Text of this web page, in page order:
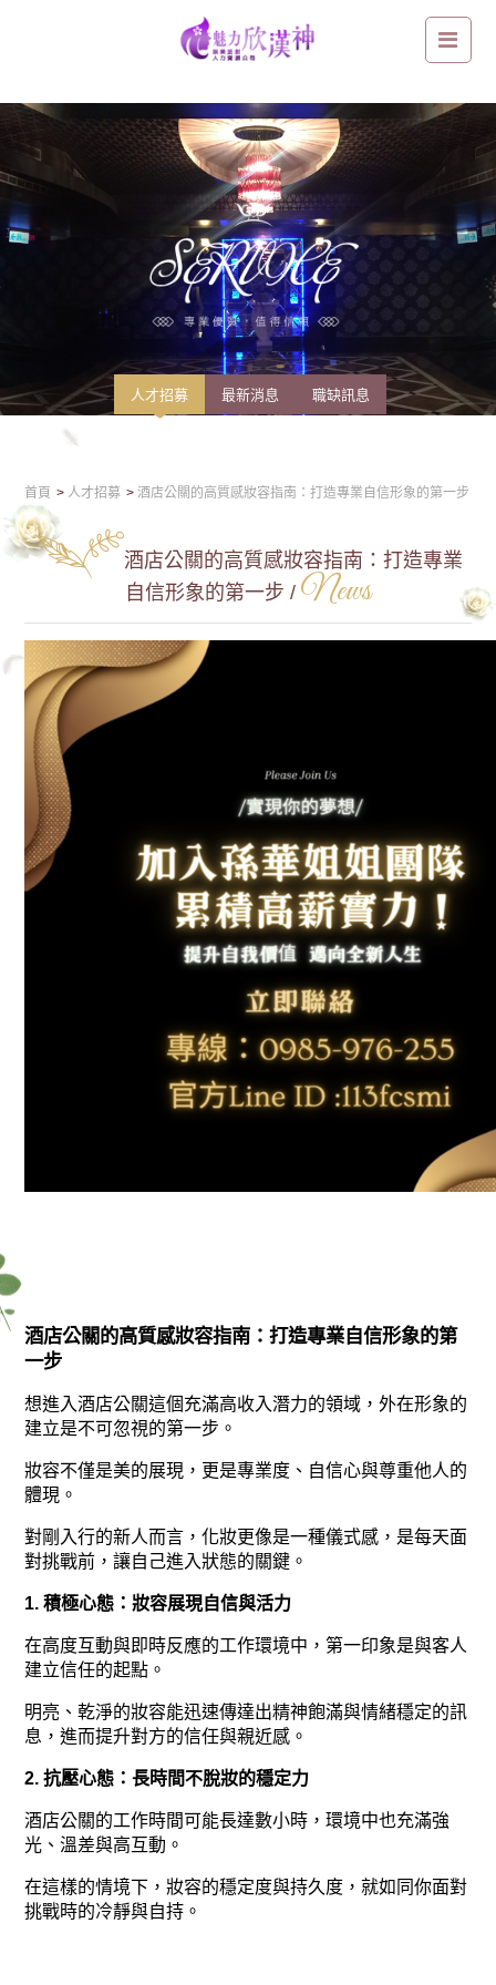
人才招募 最新消息 職缺訊息
首頁 人才招募 酒店公關的高質感妝容指南：打造專業自信形象的第一步
酒店公關的高質感妝容指南：打造專業
自信形象的第一步 / News
酒店公關的高質感妝容指南：打造專業自信形象的第
一步
想進入酒店公關這個充滿高收入潛力的領域，外在形象的
建立是不可忽視的第一步。
妝容不僅是美的展現，更是專業度、自信心與尊重他人的
體現。
對剛入行的新人而言，化妝更像是一種儀式感，是每天面
對挑戰前，讓自己進入狀態的關鍵。
1. 積極心態：妝容展現自信與活力
在高度互動與即時反應的工作環境中，第一印象是與客人
建立信任的起點。
明亮、乾淨的妝容能迅速傳達出精神飽滿與情緒穩定的訊
息，進而提升對方的信任與親近感。
2. 抗壓心態：長時間不脫妝的穩定力
酒店公關的工作時間可能長達數小時，環境中也充滿強
光、溫差與高互動。
在這樣的情境下，妝容的穩定度與持久度，就如同你面對
挑戰時的冷靜與自持。